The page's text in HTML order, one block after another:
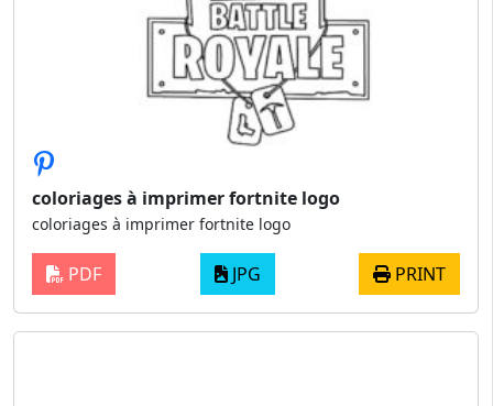
coloriages à imprimer fortnite logo
coloriages à imprimer fortnite logo
PDF JPG PRINT